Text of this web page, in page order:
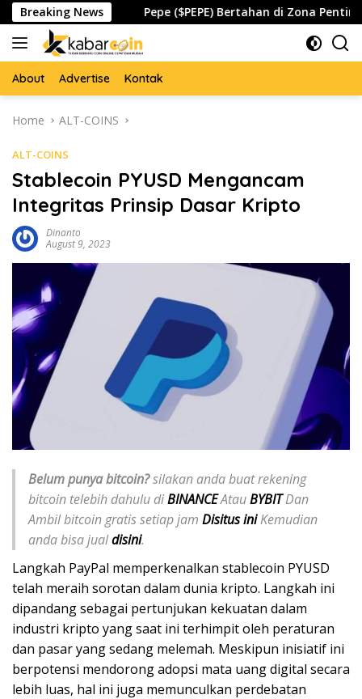
Skip
to
content
Breaking NewsPepe ($PEPE) Bertahan di Zona Penting,
About Advertise Kontak
Home ALT-COINS
ALT-COINS
Stablecoin PYUSD Mengancam
Integritas Prinsip Dasar Kripto
Dinanto
August 9, 2023
Belum punya bitcoin?silakan anda buat rekening
bitcoin telebih dahulu diBINANCEAtauBYBITDan
Ambil bitcoin gratis setiap jam Disitus iniKemudian
anda bisa jualdisini.
Langkah PayPal memperkenalkan stablecoin PYUSD
telah meraih sorotan dalam dunia kripto. Langkah ini
dipandang sebagai pertunjukan kekuatan dalam
industri kripto yang saat ini terhimpit oleh peraturan
dan pasar yang sedang melemah. Meskipun inisiatif ini
berpotensi mendorong adopsi mata uang digital secara
lebih luas, hal ini juga memunculkan perdebatan